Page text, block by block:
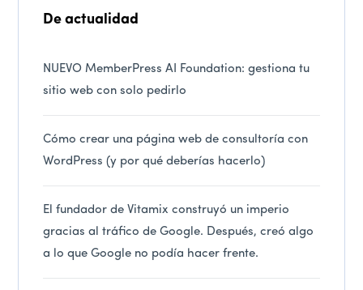
De actualidad
NUEVO MemberPress AI Foundation: gestiona tu
sitio web con solo pedirlo
Cómo crear una página web de consultoría con
WordPress (y por qué deberías hacerlo)
El fundador de Vitamix construyó un imperio
gracias al tráfico de Google. Después, creó algo
a lo que Google no podía hacer frente.